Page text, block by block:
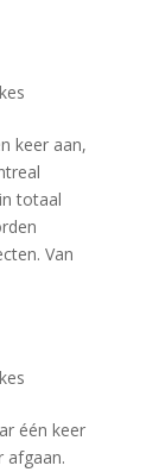
keer aan,
totaal
Van
één keer
afgaan.